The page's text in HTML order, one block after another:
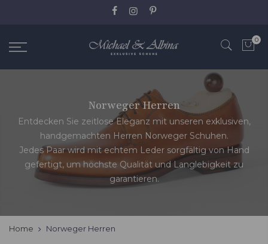
0
Norweger Herren
Entdecken Sie zeitlose Eleganz mit unseren exklusiven,
handgemachten Herren Norweger Schuhen.
Jedes Paar wird mit echtem Leder sorgfältig von Hand
gefertigt, um höchste Qualität und Langlebigkeit zu
garantieren.
Home Norweger Herren